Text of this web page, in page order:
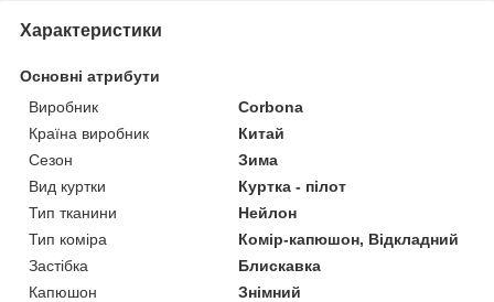
Характеристики
Основні атрибути
Виробник
Corbona
Країна виробник
Китай
Сезон
Зима
Вид куртки
Куртка - пілот
Тип тканини
Нейлон
Тип коміра
Комір-капюшон, Відкладний
Застібка
Блискавка
Капюшон
Знімний